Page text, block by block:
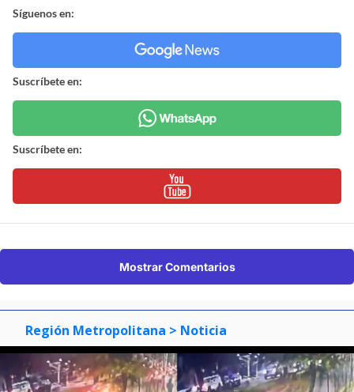
Síguenos en:
Suscríbete en:
Suscríbete en:
Mostrar Comentarios
Región Metropolitana > Noticia